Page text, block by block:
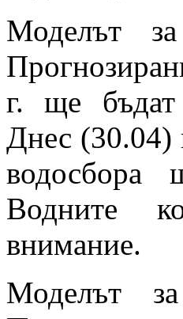
Моделът
г. ще бъдат
Днес (30.04)
водосбора
Водните
внимание.
Моделът